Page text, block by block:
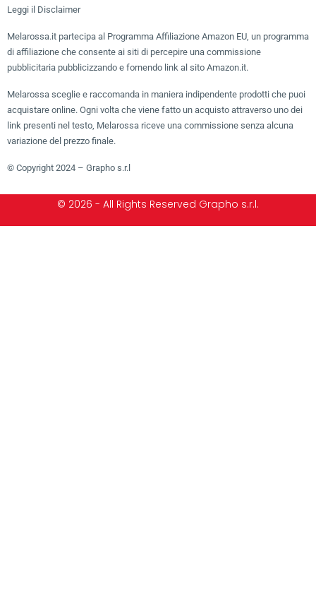
Leggi il Disclaimer
Melarossa.it partecipa al Programma Affiliazione Amazon EU, un programma
di affiliazione che consente ai siti di percepire una commissione
pubblicitaria pubblicizzando e fornendo link al sito Amazon.it.
Melarossa sceglie e raccomanda in maniera indipendente prodotti che puoi
acquistare online. Ogni volta che viene fatto un acquisto attraverso uno dei
link presenti nel testo, Melarossa riceve una commissione senza alcuna
variazione del prezzo finale.
© Copyright 2024 – Grapho s.r.l
© 2026 - All Rights Reserved Grapho s.r.l.